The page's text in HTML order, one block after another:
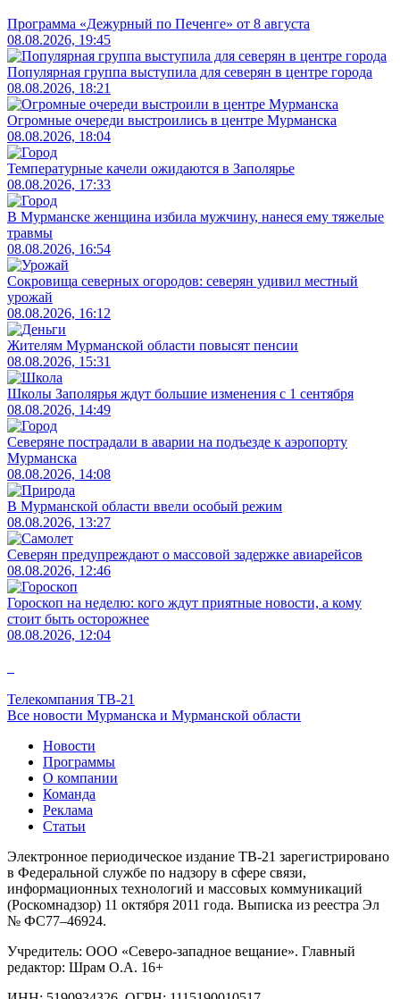
Программа «Дежурный по Печенге» от 8 августа
08.08.2026, 19:45
Популярная группа выступила для северян в центре города
08.08.2026, 18:21
Огромные очереди выстроились в центре Мурманска
08.08.2026, 18:04
Температурные качели ожидаются в Заполярье
08.08.2026, 17:33
В Мурманске женщина избила мужчину, нанеся ему тяжелые
травмы
08.08.2026, 16:54
Сокровища северных огородов: северян удивил местный
урожай
08.08.2026, 16:12
Жителям Мурманской области повысят пенсии
08.08.2026, 15:31
Школы Заполярья ждут большие изменения с 1 сентября
08.08.2026, 14:49
Северяне пострадали в аварии на подъезде к аэропорту
Мурманска
08.08.2026, 14:08
В Мурманской области ввели особый режим
08.08.2026, 13:27
Северян предупреждают о массовой задержке авиарейсов
08.08.2026, 12:46
Гороскоп на неделю: кого ждут приятные новости, а кому
стоит быть осторожнее
08.08.2026, 12:04
Телекомпания ТВ-21
Все новости Мурманска и Мурманской области
Новости
Программы
О компании
Команда
Реклама
Статьи
Электронное периодическое издание ТВ-21 зарегистрировано
в Федеральной службе по надзору в сфере связи,
информационных технологий и массовых коммуникаций
(Роскомнадзор) 11 октября 2011 года. Выписка из реестра Эл
№ ФС77–46924.
Учредитель: ООО «Северо-западное вещание». Главный
редактор: Шрам О.А. 16+